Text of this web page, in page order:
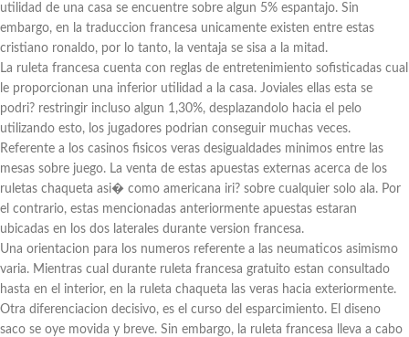
utilidad de una casa se encuentre sobre algun 5% espantajo. Sin
embargo, en la traduccion francesa unicamente existen entre estas
cristiano ronaldo, por lo tanto, la ventaja se sisa a la mitad.
La ruleta francesa cuenta con reglas de entretenimiento sofisticadas cual
le proporcionan una inferior utilidad a la casa. Joviales ellas esta se
podri? restringir incluso algun 1,30%, desplazandolo hacia el pelo
utilizando esto, los jugadores podrian conseguir muchas veces.
Referente a los casinos fisicos veras desigualdades minimos entre las
mesas sobre juego. La venta de estas apuestas externas acerca de los
ruletas chaqueta asi� como americana iri? sobre cualquier solo ala. Por
el contrario, estas mencionadas anteriormente apuestas estaran
ubicadas en los dos laterales durante version francesa.
Una orientacion para los numeros referente a las neumaticos asimismo
varia. Mientras cual durante ruleta francesa gratuito estan consultado
hasta en el interior, en la ruleta chaqueta las veras hacia exteriormente.
Otra diferenciacion decisivo, es el curso del esparcimiento. El diseno
saco se oye movida y breve. Sin embargo, la ruleta francesa lleva a cabo